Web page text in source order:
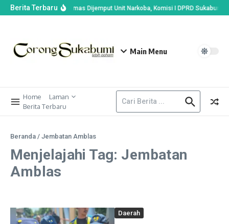
Berita TerbaruKades di Ciemas Dijemput Unit Narkoba, Komisi I DPRD Sukabumi
Main Menu
Home
Laman
Berita Terbaru
Beranda / Jembatan Amblas
Menjelajahi Tag: Jembatan
Amblas
Daerah